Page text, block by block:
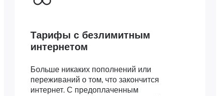
Тарифы с безлимитным
интернетом
Больше никаких пополнений или
переживаний о том, что закончится
интернет. С предоплаченным